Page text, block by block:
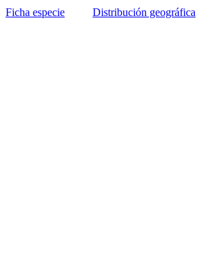
Ficha especie Distribución geográfica